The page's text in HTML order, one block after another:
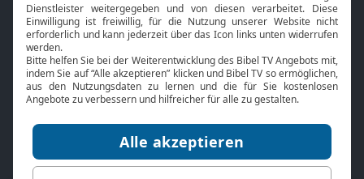
Bibel TV
Über uns
Jobs
Mediadaten
Service
Kontakt
TV-Empfang